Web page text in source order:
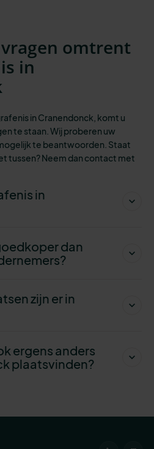
omtrent
in
in Cranendonck, komt u
te staan. Wij proberen uw
te beantwoorden. Staat
tussen? Neem dan contact met
in
dan
zijn er in
ergens anders
plaatsvinden?